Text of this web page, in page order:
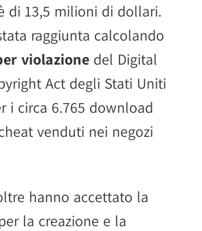
di 13,5 milioni di dollari.
raggiunta calcolando
violazione del Digital
Act degli Stati Uniti
i circa 6.765 download
venduti nei negozi
hanno accettato la
la creazione e la